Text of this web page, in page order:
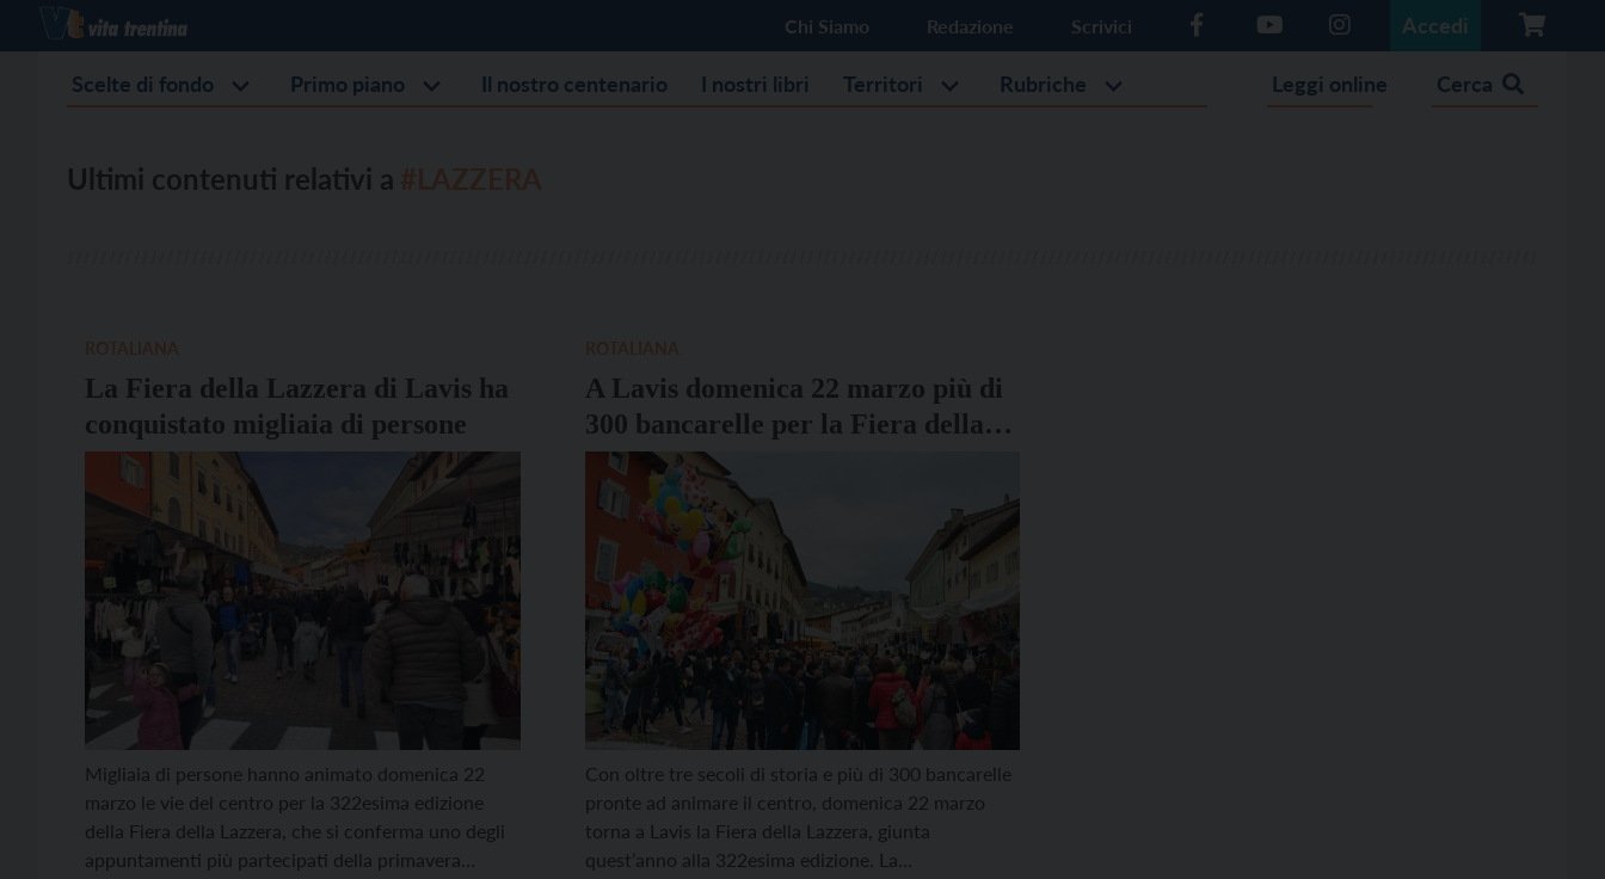
Chi Siamo Redazione Scrivici Accedi
Scelte di fondo Primo piano Il nostro centenario I nostri libri Territori Rubriche Leggi online Cerca
Ultimi contenuti relativi a
La Fiera della Lazzera di Lavis ha
conquistato migliaia di persone
Migliaia di persone hanno animato domenica 22
marzo le vie del centro per la 322esima edizione
della Fiera della Lazzera, che si conferma uno degli
appuntamenti più partecipati della primavera
A Lavis domenica 22 marzo più di
300 bancarelle per la Fiera della
Lazzera
Con oltre tre secoli di storia e più di 300 bancarelle
pronte ad animare il centro, domenica 22 marzo
torna a Lavis la Fiera della Lazzera, giunta
quest’anno alla 322esima edizione. La